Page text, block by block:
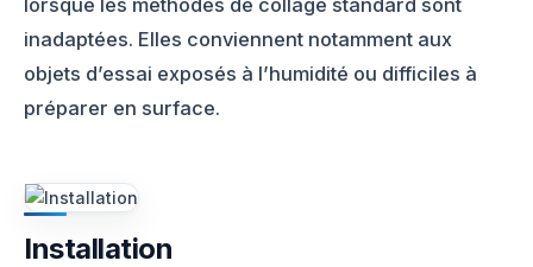
inadaptées. Elles conviennent notamment aux
objets d’essai exposés à l’humidité ou difficiles à
préparer en surface.
Installation